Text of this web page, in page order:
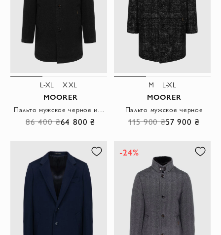
L-XL XXL
MOORER
Пальто мужское черное из шерсти и кашемира
86 400 ₴64 800 ₴
M L-XL
MOORER
Пальто мужское черное
115 900 ₴57 900 ₴
-24%